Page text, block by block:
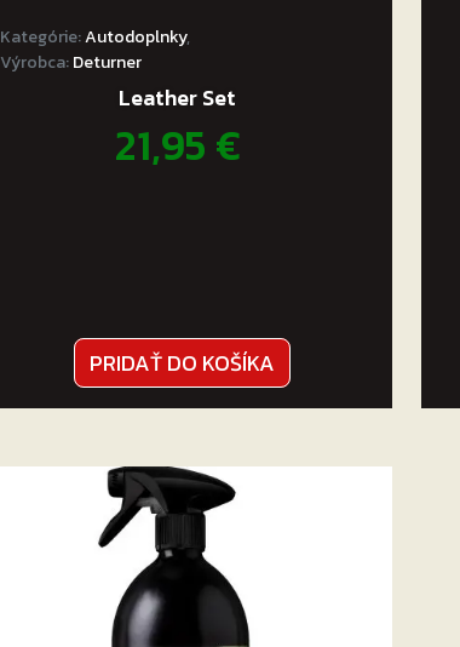
Kategórie:Autodoplnky,
Výrobca:Deturner
Leather Set
21,95€
PRIDAŤ DO KOŠÍKA